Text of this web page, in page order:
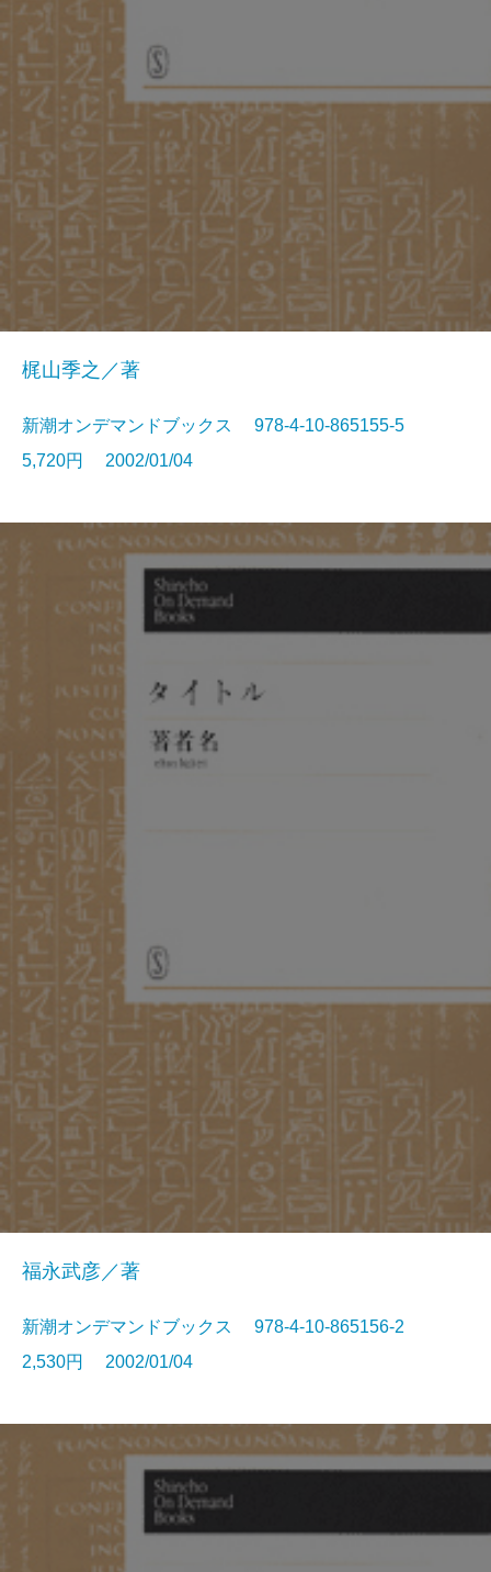
梶山季之／著
新潮オンデマンドブックス 978-4-10-865155-5
5,720円 2002/01/04
福永武彦／著
新潮オンデマンドブックス 978-4-10-865156-2
2,530円 2002/01/04